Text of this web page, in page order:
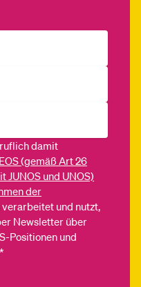
damit
(gemäß Art 26
JUNOS und UNOS)
der
verarbeitet und nutzt,
Newsletter über
Positionen und